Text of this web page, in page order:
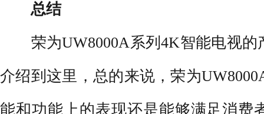
总结
荣为UW8000A系列4K智能电视的
介绍到这里，总的来说，荣为
能和功能上的表现还是能够满足消费